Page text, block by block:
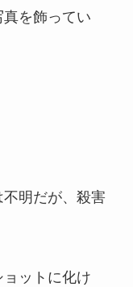
を飾ってい
明だが、殺害
ットに化け